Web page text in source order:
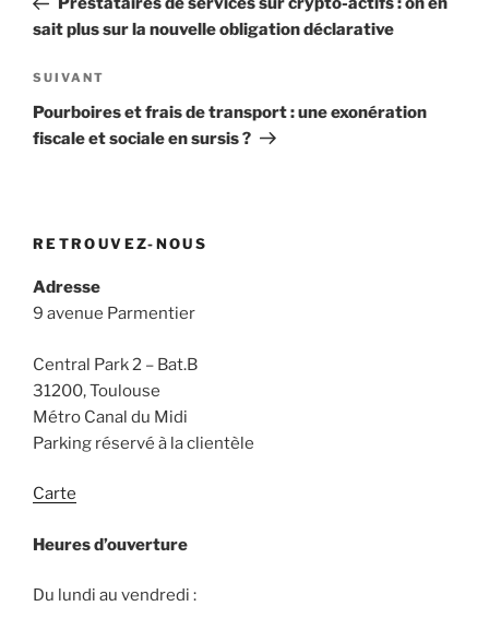
l’article
sait plus sur la nouvelle obligation déclarative
Article
suivant
SUIVANT
Pourboires et frais de transport : une exonération
fiscale et sociale en sursis ?
RETROUVEZ-NOUS
Adresse
9 avenue Parmentier
Central Park 2 – Bat.B
31200, Toulouse
Métro Canal du Midi
Parking réservé à la clientèle
Carte
Heures d’ouverture
Du lundi au vendredi :